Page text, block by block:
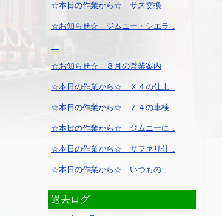
☆本日の作業から☆ サス交換
☆お知らせ☆ ジムニー・シエラ ..
☆お知らせ☆ ８月の営業案内
☆本日の作業から☆ Ｘ４の仕上 ..
☆本日の作業から☆ Ｚ４の車検 ..
☆本日の作業から☆ ジムニーに ..
☆本日の作業から☆ サファリ仕 ..
☆本日の作業から☆ いつもの二 ..
過去ログ